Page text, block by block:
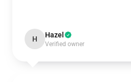
H Hazel
Verified owner